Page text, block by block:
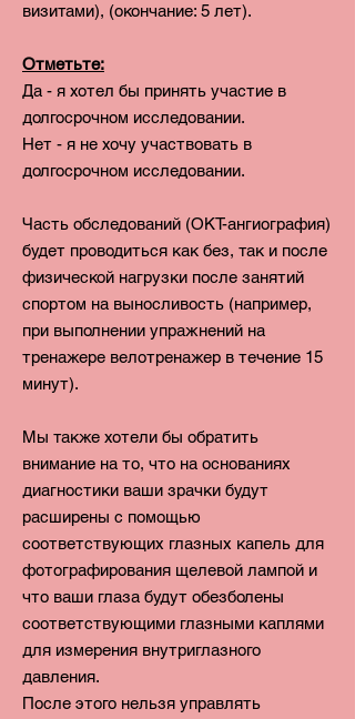
визитами), (окончание: 5 лет).
Отметьте:
Да - я хотел бы принять участие в
долгосрочном исследовании.
Нет - я не хочу участвовать в
долгосрочном исследовании.
Часть обследований (ОКТ-ангиография)
будет проводиться как без, так и после
физической нагрузки после занятий
спортом на выносливость (например,
при выполнении упражнений на
тренажере велотренажер в течение 15
минут).
Мы также хотели бы обратить
внимание на то, что на основаниях
диагностики ваши зрачки будут
расширены с помощью
соответствующих глазных капель для
фотографирования щелевой лампой и
что ваши глаза будут обезболены
соответствующими глазными каплями
для измерения внутриглазного
давления.
После этого нельзя управлять